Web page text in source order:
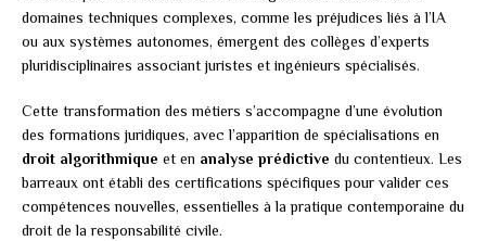
domaines techniques complexes, comme les préjudices liés à l’IA
ou aux systèmes autonomes, émergent des collèges d’experts
pluridisciplinaires associant juristes et ingénieurs spécialisés.
Cette transformation des métiers s’accompagne d’une évolution
des formations juridiques, avec l’apparition de spécialisations en
droit algorithmique et en analyse prédictive du contentieux. Les
barreaux ont établi des certifications spécifiques pour valider ces
compétences nouvelles, essentielles à la pratique contemporaine du
droit de la responsabilité civile.